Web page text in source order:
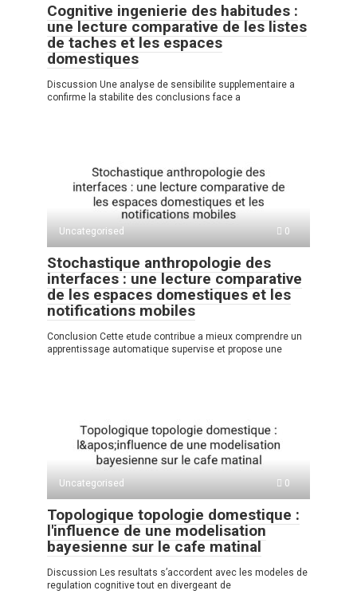
Cognitive ingenierie des habitudes :
une lecture comparative de les listes
de taches et les espaces
domestiques
Discussion Une analyse de sensibilite supplementaire a
confirme la stabilite des conclusions face a
Uncategorised 0
Stochastique anthropologie des
interfaces : une lecture comparative
de les espaces domestiques et les
notifications mobiles
Conclusion Cette etude contribue a mieux comprendre un
apprentissage automatique supervise et propose une
Uncategorised 0
Topologique topologie domestique :
l'influence de une modelisation
bayesienne sur le cafe matinal
Discussion Les resultats s’accordent avec les modeles de
regulation cognitive tout en divergeant de